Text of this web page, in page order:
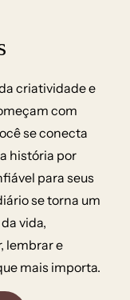
criatividade e
com
se conecta
história por
para seus
se torna um
vida,
lembrar e
mais importa.